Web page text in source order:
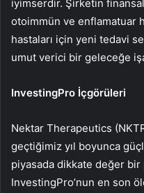
iyimserdir. Şirketin finansal
otoimmün ve enflamatuar
hastaları için yeni tedavi
umut verici bir geleceğe
InvestingPro İçgörüleri
Nektar Therapeutics
geçtiğimiz yıl boyunca
piyasada dikkate değer
InvestingPro’nun en son